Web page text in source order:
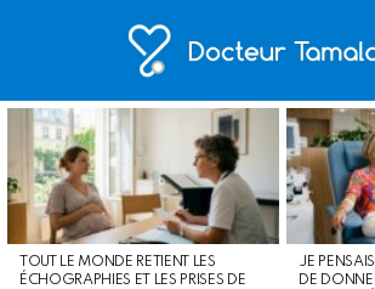
LATEST
STORIES
TOUT LE MONDE RETIENT LES
ÉCHOGRAPHIES ET LES PRISES DE
JE
DE